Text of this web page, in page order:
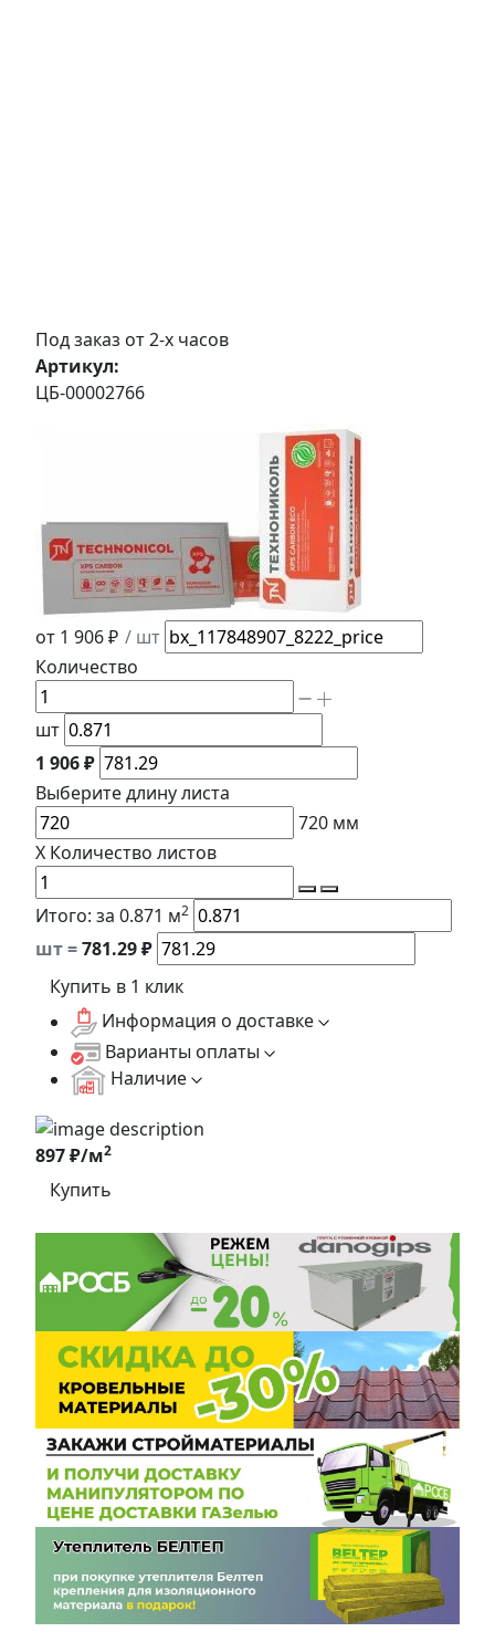
Под заказ от 2-х часов
Артикул:
ЦБ-00002766
от 1 906 ₽ / шт
Количество
шт
1 906 ₽
Выберите длинулиста
720 мм
X Количество листов
Итого: за 0.871 м2
шт =781.29₽
Купить в 1 клик
Информация о доставке
Варианты оплаты
Наличие
897 ₽/м2
Купить